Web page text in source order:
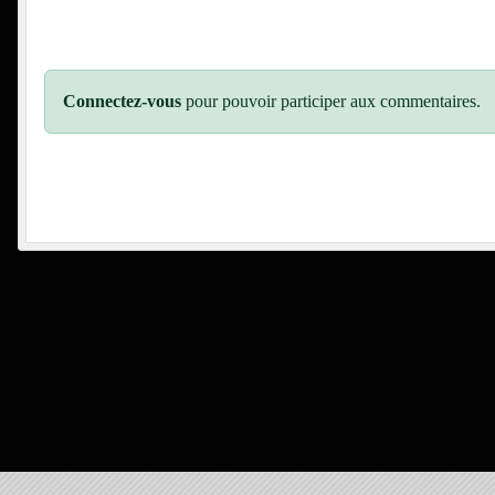
Connectez-vous pour pouvoir participer aux commentaires.